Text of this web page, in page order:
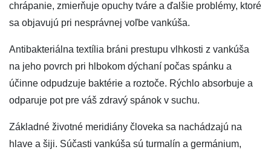
chrápanie, zmierňuje opuchy tváre a ďalšie problémy, ktoré
sa objavujú pri nesprávnej voľbe vankúša.
Antibakteriálna textília bráni prestupu vlhkosti z vankúša
na jeho povrch pri hlbokom dýchaní počas spánku a
účinne odpudzuje baktérie a roztoče. Rýchlo absorbuje a
odparuje pot pre váš zdravý spánok v suchu.
Základné životné meridiány človeka sa nachádzajú na
hlave a šiji. Súčasti vankúša sú turmalín a germánium,